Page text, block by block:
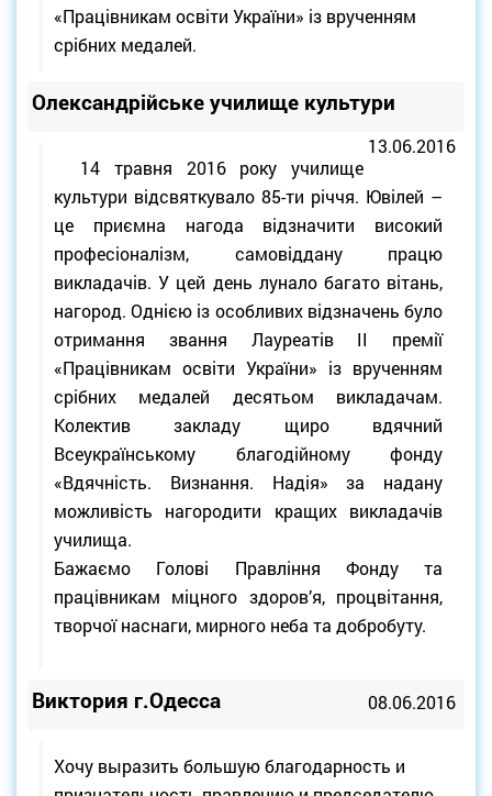
«Працівникам освіти України» із врученням
срібних медалей.
Олександрійське училище культури
13.06.2016
14 травня 2016 року училище
культури відсвяткувало 85-ти річчя. Ювілей –
це приємна нагода відзначити високий
професіоналізм, самовіддану працю
викладачів. У цей день лунало багато вітань,
нагород. Однією із особливих відзначень було
отримання звання Лауреатів ІІ премії
«Працівникам освіти України» із врученням
срібних медалей десятьом викладачам.
Колектив закладу щиро вдячний
Всеукраїнському благодійному фонду
«Вдячність. Визнання. Надія» за надану
можливість нагородити кращих викладачів
училища.
Бажаємо Голові Правління Фонду та
працівникам міцного здоров’я, процвітання,
творчої наснаги, мирного неба та добробуту.
Виктория г.Одесса 08.06.2016
Хочу выразить большую благодарность и